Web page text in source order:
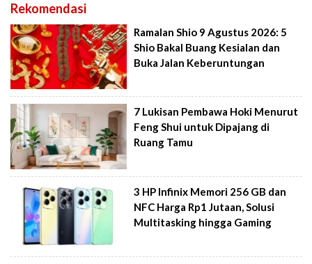
Rekomendasi
Ramalan Shio 9 Agustus 2026: 5
Shio Bakal Buang Kesialan dan
Buka Jalan Keberuntungan
7 Lukisan Pembawa Hoki Menurut
Feng Shui untuk Dipajang di
Ruang Tamu
3 HP Infinix Memori 256 GB dan
NFC Harga Rp1 Jutaan, Solusi
Multitasking hingga Gaming